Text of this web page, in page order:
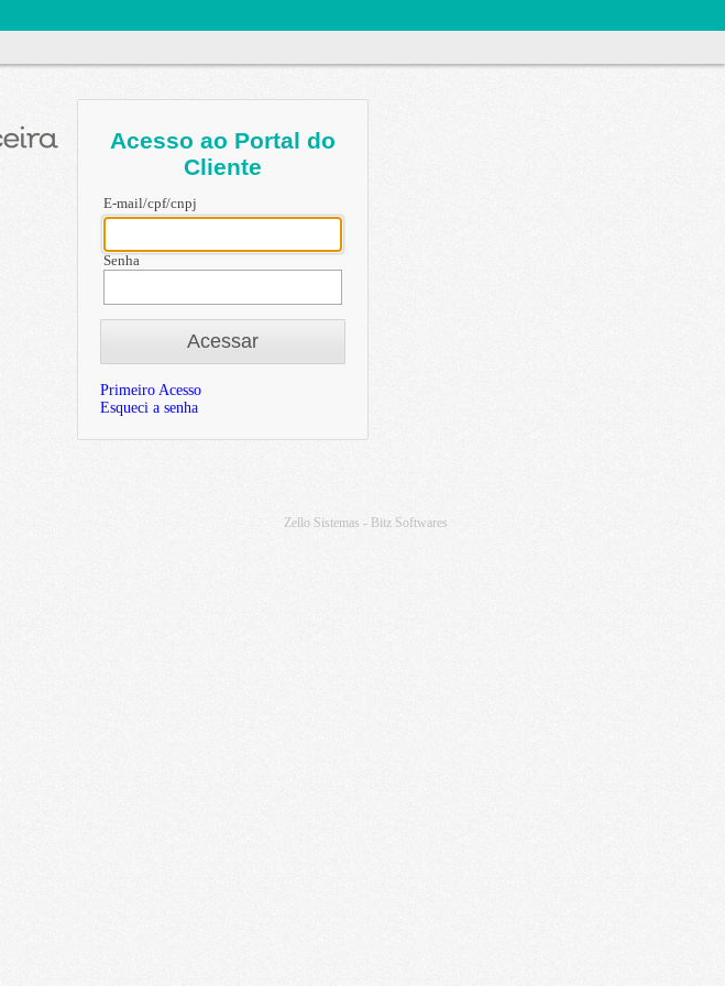
Acesso ao Portal do
Cliente
E-mail/cpf/cnpj
Senha
Acessar
Primeiro Acesso
Esqueci a senha
Zello Sistemas - Bitz Softwares